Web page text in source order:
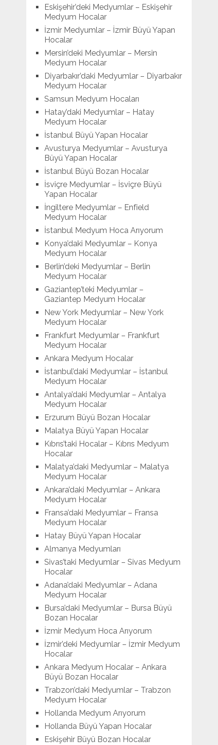
Eskişehir’deki Medyumlar – Eskişehir
Medyum Hocalar
İzmir Medyumlar – İzmir Büyü Yapan
Hocalar
Mersin’deki Medyumlar – Mersin
Medyum Hocalar
Diyarbakır’daki Medyumlar – Diyarbakır
Medyum Hocalar
Samsun Medyum Hocaları
Hatay’daki Medyumlar – Hatay
Medyum Hocalar
İstanbul Büyü Yapan Hocalar
Avusturya Medyumlar – Avusturya
Büyü Yapan Hocalar
İstanbul Büyü Bozan Hocalar
İsviçre Medyumlar – İsviçre Büyü
Yapan Hocalar
İngiltere Medyumlar – Enfield
Medyum Hocalar
İstanbul Medyum Hoca Arıyorum
Konya’daki Medyumlar – Konya
Medyum Hocalar
Berlin’deki Medyumlar – Berlin
Medyum Hocalar
Gaziantep’teki Medyumlar –
Gaziantep Medyum Hocalar
New York Medyumlar – New York
Medyum Hocalar
Frankfurt Medyumlar – Frankfurt
Medyum Hocalar
Ankara Medyum Hocalar
İstanbul’daki Medyumlar – İstanbul
Medyum Hocalar
Antalya’daki Medyumlar – Antalya
Medyum Hocalar
Erzurum Büyü Bozan Hocalar
Malatya Büyü Yapan Hocalar
Kıbrıs’taki Hocalar – Kıbrıs Medyum
Hocalar
Malatya’daki Medyumlar – Malatya
Medyum Hocalar
Ankara’daki Medyumlar – Ankara
Medyum Hocalar
Fransa’daki Medyumlar – Fransa
Medyum Hocalar
Hatay Büyü Yapan Hocalar
Almanya Medyumları
Sivas’taki Medyumlar – Sivas Medyum
Hocalar
Adana’daki Medyumlar – Adana
Medyum Hocalar
Bursa’daki Medyumlar – Bursa Büyü
Bozan Hocalar
İzmir Medyum Hoca Arıyorum
İzmir’deki Medyumlar – İzmir Medyum
Hocalar
Ankara Medyum Hocalar – Ankara
Büyü Bozan Hocalar
Trabzon’daki Medyumlar – Trabzon
Medyum Hocalar
Hollanda Medyum Arıyorum
Hollanda Büyü Yapan Hocalar
Eskişehir Büyü Bozan Hocalar